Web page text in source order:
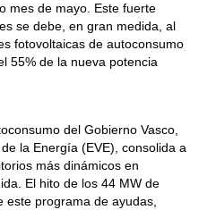
mes de mayo. Este fuerte
se debe, en gran medida, al
fotovoltaicas de autoconsumo
55% de la nueva potencia
del Gobierno Vasco,
la Energía (EVE), consolida a
más dinámicos en
El hito de los 44 MW de
programa de ayudas,